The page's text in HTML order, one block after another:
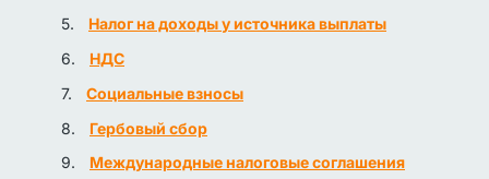
Налог на доходы у источника выплаты
НДС
Социальные взносы
Гербовый сбор
Международные налоговые соглашения